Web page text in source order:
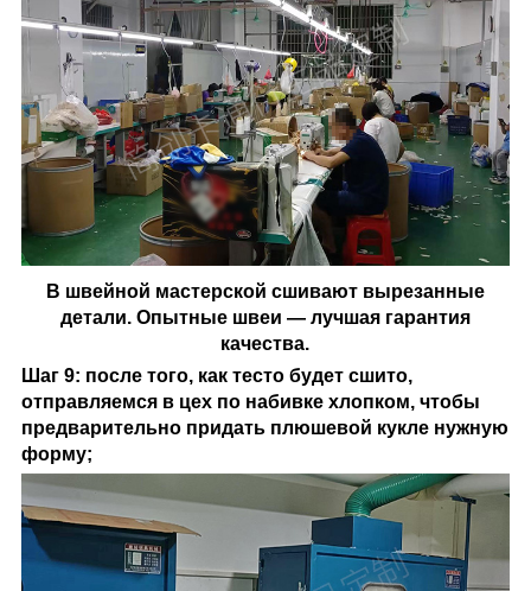
В швейной мастерской сшивают вырезанные
детали. Опытные швеи — лучшая гарантия
качества.
Шаг 9: после того, как тесто будет сшито,
отправляемся в цех по набивке хлопком, чтобы
предварительно придать плюшевой кукле нужную
форму;